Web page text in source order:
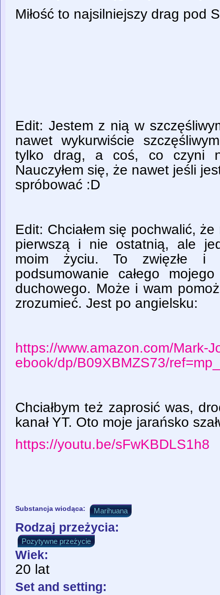
Miłość to najsilniejszy drag pod
Edit: Jestem z nią w
nawet wykurwiście
tylko drag, a coś, co czyni
Nauczyłem się, że nawet jeśli
spróbować :D
Edit: Chciałem się pochwalić,
pierwszą i nie ostatnią, ale
moim życiu. To zwięzłe i
podsumowanie całego
duchowego. Może i wam
zrozumieć. Jest po angielsku:
https://www.amazon.com/Mark-
ebook/dp/B09XBMZS73/
Chciałbym też zaprosić was,
kanał YT. Oto moje jarańsko
https://youtu.be/sFwKBDLS1h8
Substancja wiodąca: Marihuana
Rodzaj przeżycia:
Pozytywne przeżycie
Wiek:
20 lat
Set and setting: